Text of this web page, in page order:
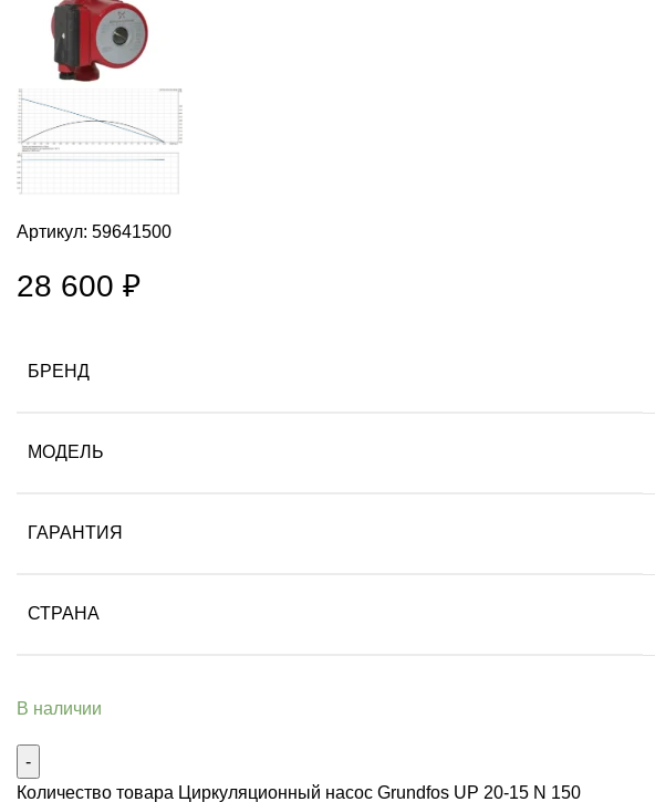
Артикул: 59641500
28 600 ₽
БРЕНД
МОДЕЛЬ
ГАРАНТИЯ
СТРАНА
В наличии
Количество товара Циркуляционный насос Grundfos UP 20-15 N 150